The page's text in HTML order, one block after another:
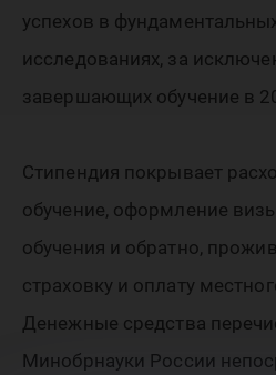
успехов в
исследованиях, за
завершающих обучение в
Стипендия покрывает
обучение, оформление
обучения и обратно,
страховку и оплату
Денежные средства
Минобрнауки России